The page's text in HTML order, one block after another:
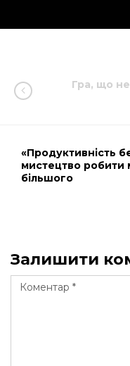
Гра, що не
«Продуктивність
мистецтво
більшого
Залишити